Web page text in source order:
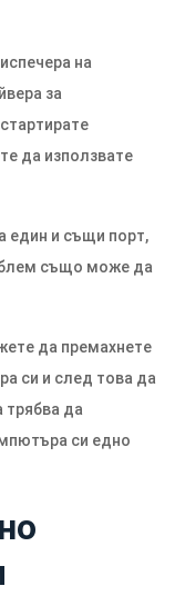
на
за
да използвате
един и същи порт,
също може да
да премахнете
си и след това да
трябва да
си едно